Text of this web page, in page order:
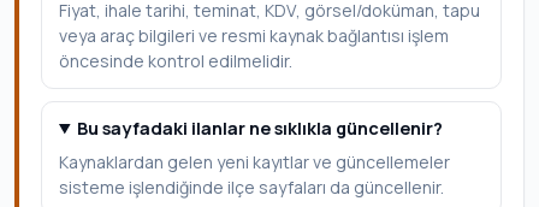
Fiyat, ihale tarihi, teminat, KDV, görsel/doküman, tapu
veya araç bilgileri ve resmi kaynak bağlantısı işlem
öncesinde kontrol edilmelidir.
Bu sayfadaki ilanlar ne sıklıkla güncellenir?
Kaynaklardan gelen yeni kayıtlar ve güncellemeler
sisteme işlendiğinde ilçe sayfaları da güncellenir.